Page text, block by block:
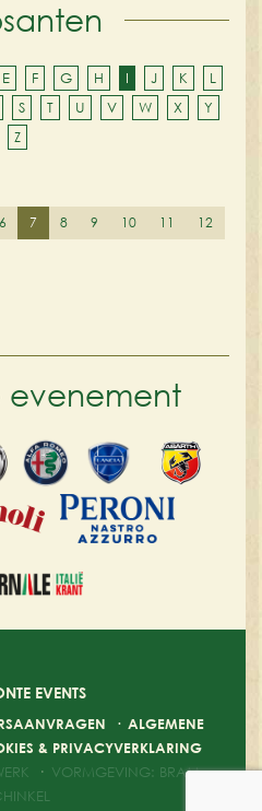
E F G H I J K
L
S T U V W X
Y
Z
6 7 8 9 10 11
12
evenement
EVENTS
· ALGEMENE
& PRIVACYVERKLARING
· VORMGEVING: BRAM